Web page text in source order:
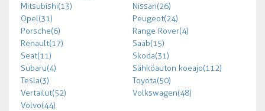
Mitsubishi (13)
Nissan (26)
Opel (31)
Peugeot (24)
Porsche (6)
Range Rover (4)
Renault (17)
Saab (15)
Seat (11)
Skoda (31)
Subaru (4)
Sähköauton koeajo (112)
Tesla (3)
Toyota (50)
Vertailut (52)
Volkswagen (48)
Volvo (44)